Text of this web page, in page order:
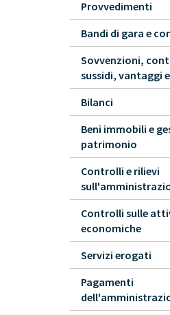
Provvedimenti
Bandi di gara e
Sovvenzioni,
sussidi, vantaggi
Bilanci
Beni immobili e
patrimonio
Controlli e rilievi
Controlli sulle
economiche
Servizi erogati
Pagamenti